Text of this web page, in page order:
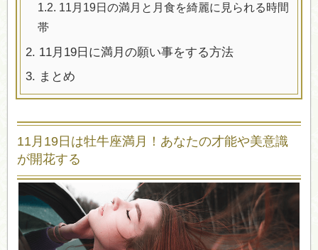
1.2. 11月19日の満月と月食を綺麗に見られる時間
帯
2. 11月19日に満月の願い事をする方法
3. まとめ
11月19日は牡牛座満月！あなたの才能や美意識
が開花する